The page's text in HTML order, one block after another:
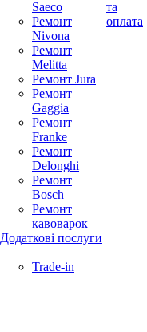
Saeco
Ремонт
Nivona
Ремонт
Melitta
Ремонт Jura
Ремонт
Gaggia
Ремонт
Franke
Ремонт
Delonghi
Ремонт
Bosch
Ремонт
кавоварок
Додаткові послуги
Trade-in
та
оплата